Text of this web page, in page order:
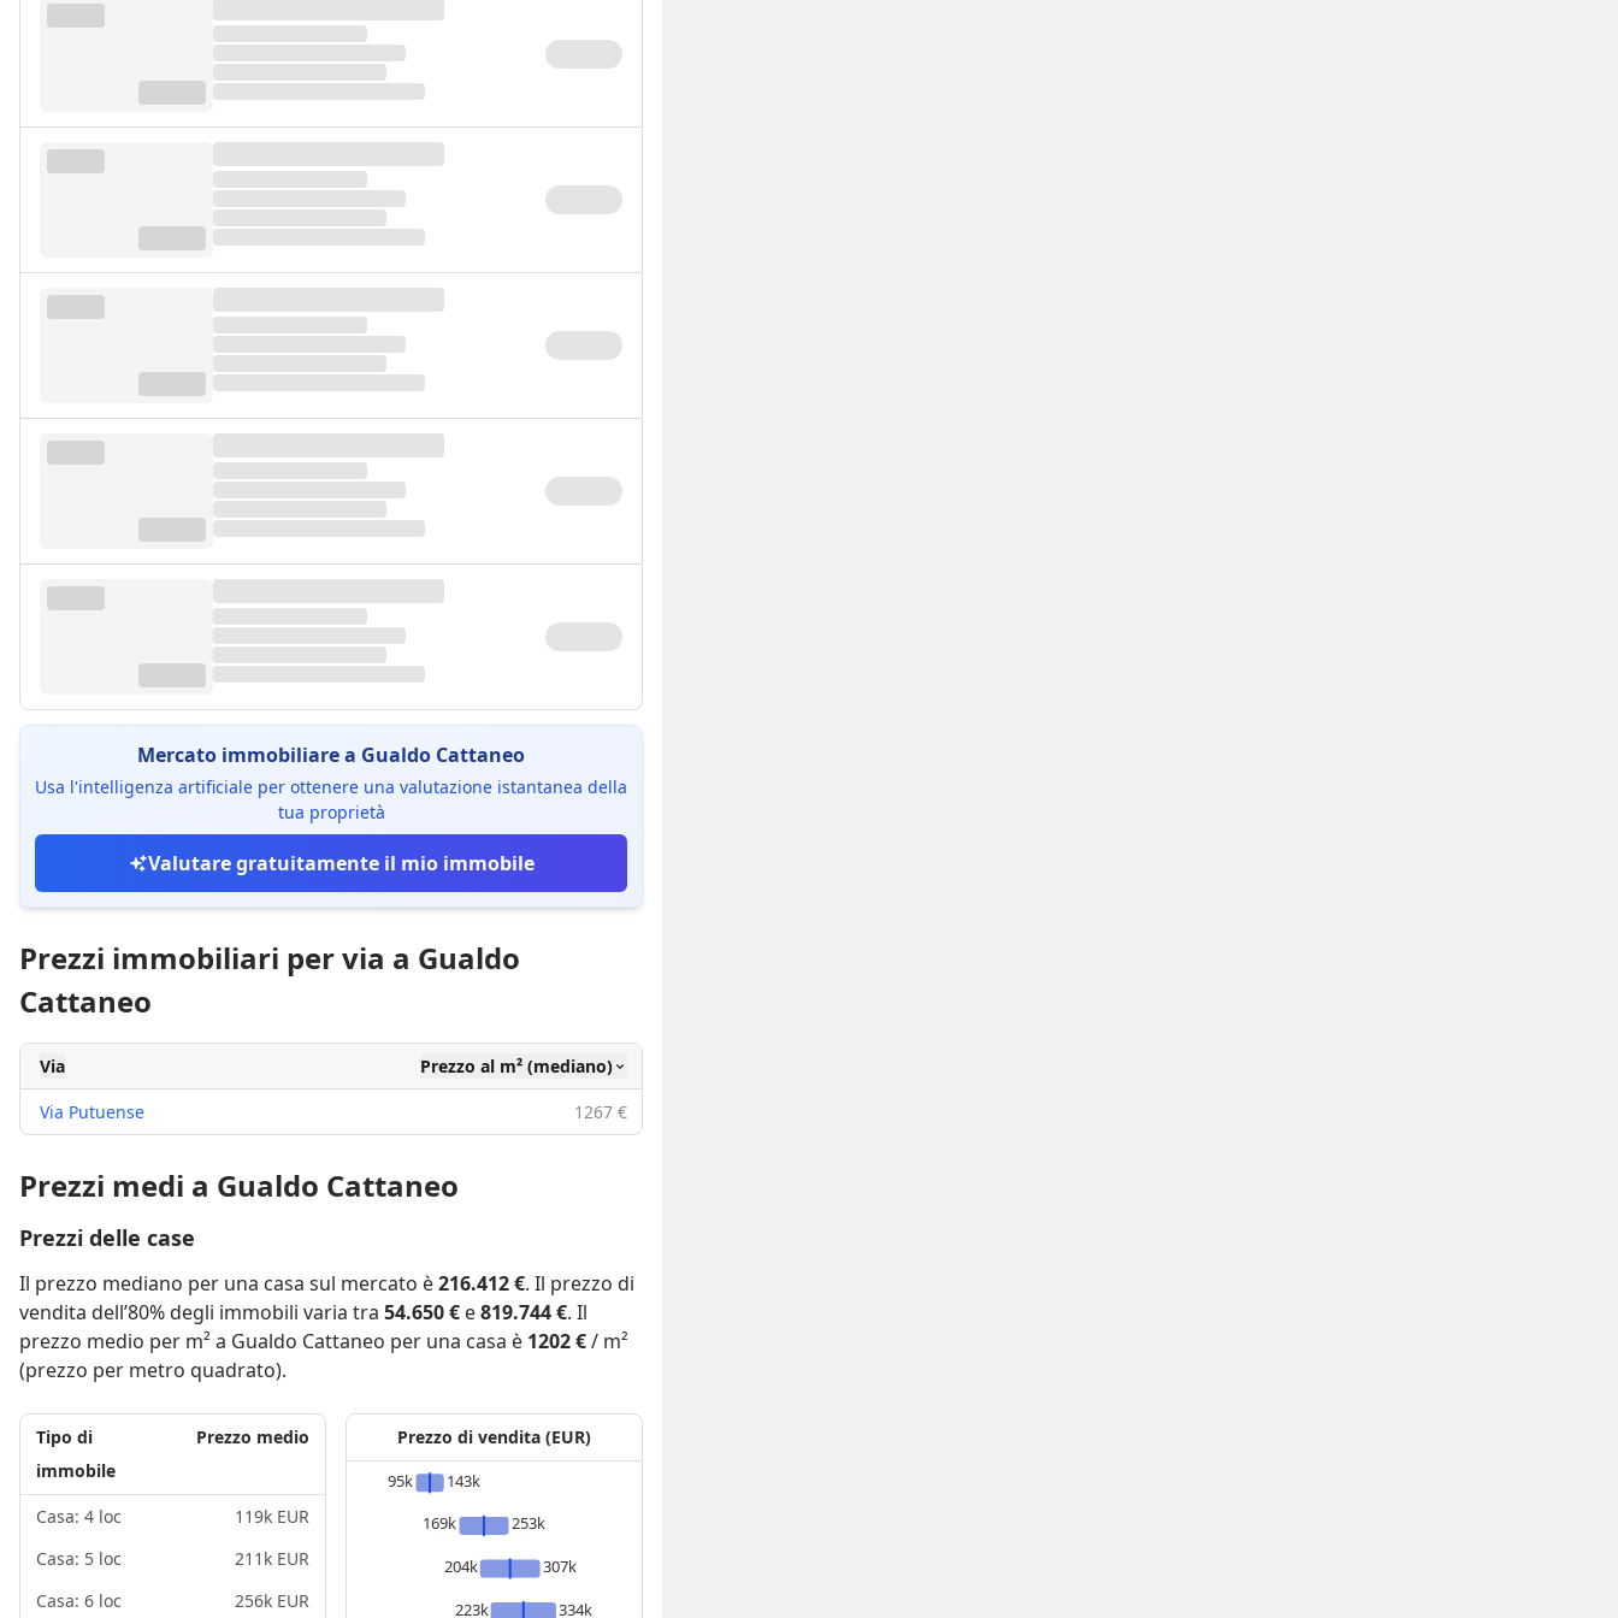
Mercato immobiliare a Gualdo Cattaneo
Usa l'intelligenza artificiale per ottenere una valutazione istantanea della
tua proprietà
Valutare gratuitamente il mio immobile
Prezzi immobiliari per via a Gualdo
Cattaneo
Via
Prezzo al m² (mediano)
Via Putuense
1267 €
Prezzi medi a Gualdo Cattaneo
Prezzi delle case
Il prezzo mediano per una casa sul mercato è216.412 €. Il prezzo di
vendita dell’80% degli immobili varia tra 54.650 € e819.744 €. Il
prezzo medio per m² a Gualdo Cattaneo per una casa è 1202 €/ m²
(prezzo per metro quadrato).
Tipo di
immobile
Prezzo medio
Casa: 4 loc
119k EUR
Casa: 5 loc
211k EUR
Casa: 6 loc
256k EUR
Prezzo di vendita (EUR)
95k
143k
169k
253k
204k
307k
223k
334k